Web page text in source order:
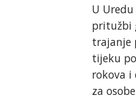
U
pritužbi
trajanje
tijeku
rokova i
za